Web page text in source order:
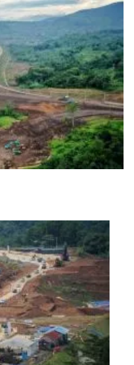
beroperasi pukul